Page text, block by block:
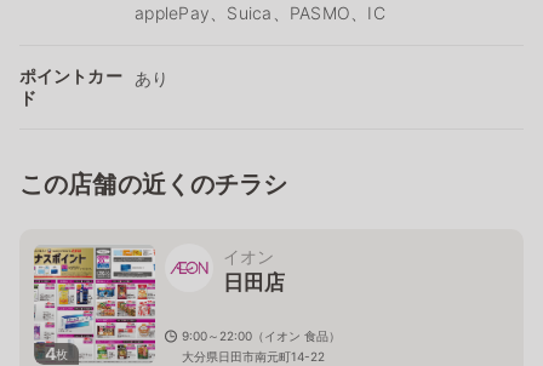
applePay、Suica、PASMO、IC
ポイントカー
ド
あり
この店舗の近くのチラシ
4枚
イオン
日田店
9:00～22:00（イオン 食品）
大分県日田市南元町14-22